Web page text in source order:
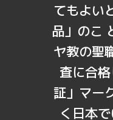
てもよい
品」のこ
ヤ教の聖
査に合
証」マー
く日本